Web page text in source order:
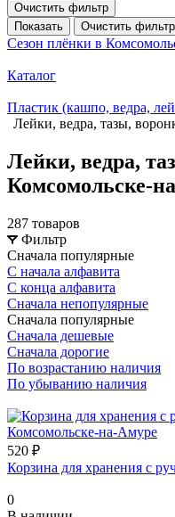
Очистить фильтр
Показать
Очистить фильтр
Сезон плёнки в
Каталог
Пластик (кашпо, ведра,
Лейки, ведра, тазы,
Лейки, ведра,
Комсомольске-
287 товаров
Фильтр
Сначала популярные
С начала алфавита
С конца алфавита
Сначала непопулярные
Сначала популярные
Сначала дешевые
Сначала дорогие
По возрастанию наличия
По убыванию наличия
520 ₽
Корзина для хранения с
0